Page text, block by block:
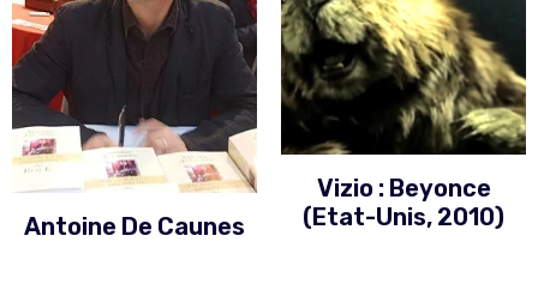
Antoine De Caunes
Vizio : Beyonce
(Etat-Unis, 2010)